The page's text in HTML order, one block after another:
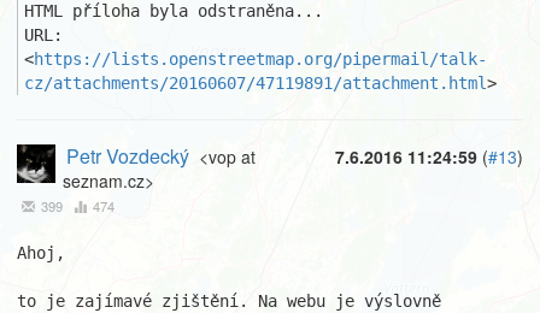
HTML příloha byla odstraněna...
URL:
<https://lists.openstreetmap.org/pipermail/talk-
cz/attachments/20160607/47119891/attachment.html>
7.6.2016 11:24:59 (#13)
Petr Vozdecký <vop at
seznam.cz>
399 474
Ahoj,
to je zajímavé zjištění. Na webu je výslovně